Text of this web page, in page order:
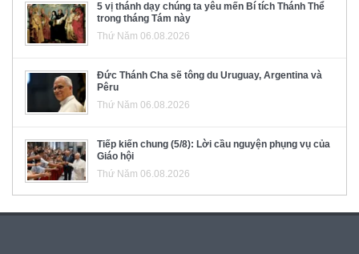
5 vị thánh dạy chúng ta yêu mến Bí tích Thánh Thể
trong tháng Tám này
Thứ Năm 06.08.2026
Đức Thánh Cha sẽ tông du Uruguay, Argentina và
Pêru
Thứ Năm 06.08.2026
Tiếp kiến chung (5/8): Lời cầu nguyện phụng vụ của
Giáo hội
Thứ Năm 06.08.2026